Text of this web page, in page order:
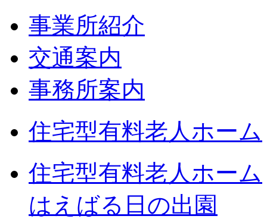
事業所紹介
交通案内
事務所案内
住宅型有料老人ホーム
住宅型有料老人ホーム
はえばる日の出園